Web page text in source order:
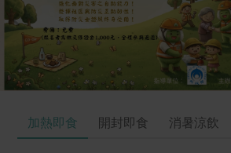
芽苗類 蕈菇類
辛香料類
奶蛋豆・五穀
豆製品
米食
麵食
肉食
預購活動
把最好的台灣味帶回家！
防災用品預購圓滿結束
2026年端午節預購圓滿結束
綠主張
觀點文章
社內大小事 合作聯合國
關於合作社
認識合作社
重要公告
加熱即食 開封即食 消暑涼飲